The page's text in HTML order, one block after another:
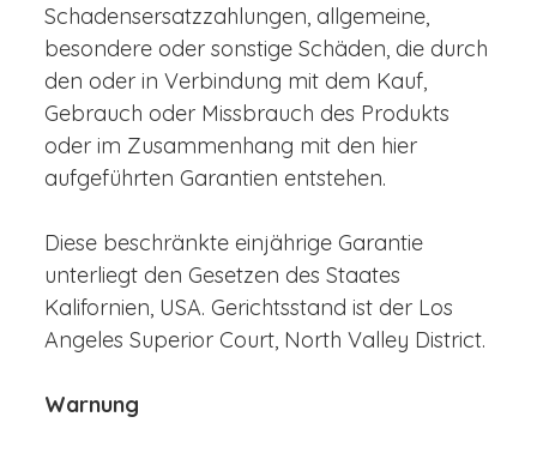
Schadensersatzzahlungen, allgemeine,
besondere oder sonstige Schäden, die durch
den oder in Verbindung mit dem Kauf,
Gebrauch oder Missbrauch des Produkts
oder im Zusammenhang mit den hier
aufgeführten Garantien entstehen.
Diese beschränkte einjährige Garantie
unterliegt den Gesetzen des Staates
Kalifornien, USA. Gerichtsstand ist der Los
Angeles Superior Court, North Valley District.
Warnung